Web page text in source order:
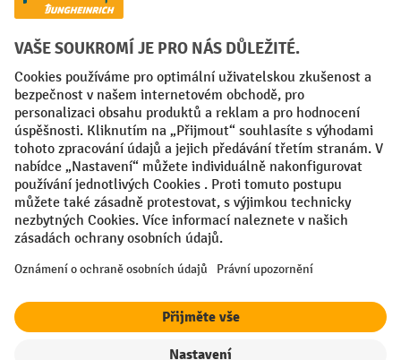
Faktura
Sociální sítě
Facebook
YouTube
LinkedIn
VODP Otisk
Prohlášení o ochraně osobních údajů
Nastavení ochrany osobních údajů
All prices excl. VAT plus shipping costs and possible delivery charges,
if not stated otherwise.